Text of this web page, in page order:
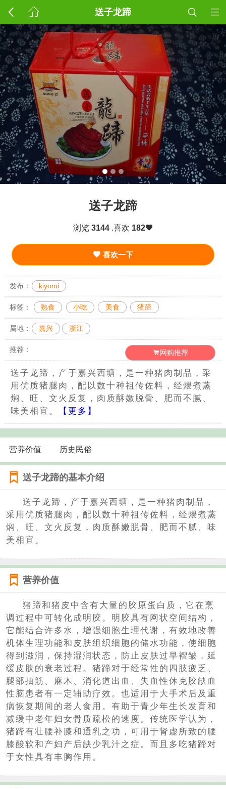
送子龙蹄
送子龙蹄
浏览 3144.喜欢 182
喜欢一下
发布： kiyomi
标签： 熟食 小吃 美食 猪蹄
属地： 嘉兴 浙江
推荐： 网购推荐
送子龙蹄，产于嘉兴西塘，是一种猪肉制品，采
用优质猪腿肉，配以数十种祖传佐料，经煨煮蒸
焖、旺、文火反复，肉质酥嫩脱骨、肥而不腻、
味美相宜。
【更多】
营养价值 历史民俗
送子龙蹄的基本介绍
送子龙蹄，产于嘉兴西塘，是一种猪肉制品，
采用优质猪腿肉，配以数十种祖传佐料，经煨煮蒸
焖、旺、文火反复，肉质酥嫩脱骨、肥而不腻、味
美相宜。
营养价值
猪蹄和猪皮中含有大量的胶原蛋白质，它在烹
调过程中可转化成明胶。明胶具有网状空间结构，
它能结合许多水，增强细胞生理代谢，有效地改善
机体生理功能和皮肤组织细胞的储水功能，使细胞
得到滋润，保持湿润状态，防止皮肤过早褶皱，延
缓皮肤的衰老过程。猪蹄对于经常性的四肢疲乏、
腿部抽筋、麻木、消化道出血、失血性休克胶缺血
性脑患者有一定辅助疗效。也适用于大手术后及重
病恢复期间的老人食用。有助于青少年生长发育和
减缓中老年妇女骨质疏松的速度。传统医学认为，
猪蹄有壮腰补膝和通乳之功，可用于肾虚所致的腰
膝酸软和产妇产后缺少乳汁之症。而且多吃猪蹄对
于女性具有丰胸作用。